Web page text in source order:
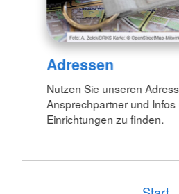
Adressen
Nutzen Sie unseren
Ansprechpartner und Infos
Einrichtungen zu finden.